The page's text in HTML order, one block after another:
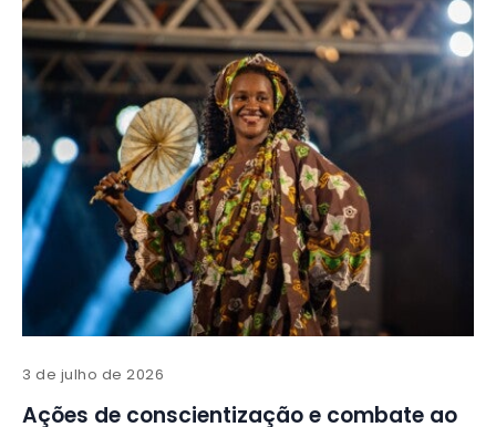
3 de julho de 2026
Ações de conscientização e combate ao